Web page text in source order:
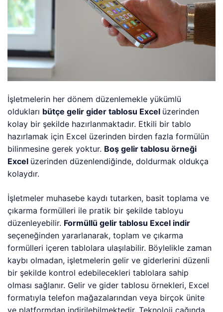
İşletmelerin her dönem düzenlemekle yükümlü
oldukları bütçe gelir gider tablosu Excel üzerinden
kolay bir şekilde hazırlanmaktadır. Etkili bir tablo
hazırlamak için Excel üzerinden birden fazla formülün
bilinmesine gerek yoktur. Boş gelir tablosu örneği
Excel üzerinden düzenlendiğinde, doldurmak oldukça
kolaydır.
İşletmeler muhasebe kaydı tutarken, basit toplama ve
çıkarma formülleri ile pratik bir şekilde tabloyu
düzenleyebilir. Formüllü gelir tablosu Excel indir
seçeneğinden yararlanarak, toplam ve çıkarma
formülleri içeren tablolara ulaşılabilir. Böylelikle zaman
kaybı olmadan, işletmelerin gelir ve giderlerini düzenli
bir şekilde kontrol edebilecekleri tablolara sahip
olması sağlanır. Gelir ve gider tablosu örnekleri, Excel
formatıyla telefon mağazalarından veya birçok ünite